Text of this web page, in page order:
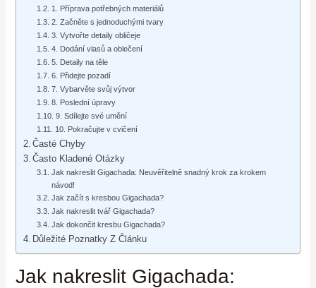
1. Příprava potřebných materiálů
2. Začněte s jednoduchými tvary
3. Vytvořte detaily obličeje
4. Dodání vlasů a oblečení
5. Detaily na těle
6. Přidejte pozadí
7. Vybarvěte svůj výtvor
8. Poslední úpravy
9. Sdílejte své umění
10. Pokračujte v cvičení
Časté Chyby
Často Kladené Otázky
Jak nakreslit Gigachada: Neuvěřitelně snadný krok za krokem
návod!
Jak začít s kresbou Gigachada?
Jak nakreslit tvář Gigachada?
Jak dokončit kresbu Gigachada?
Důležité Poznatky Z Článku
Jak nakreslit Gigachada: